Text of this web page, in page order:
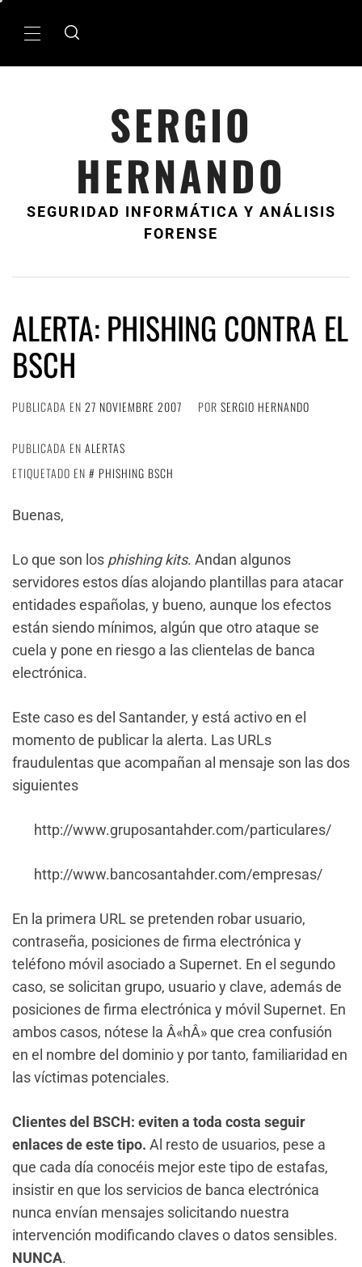
MenÃº
SERGIO
HERNANDO
SEGURIDAD INFORMÁTICA Y ANÁLISIS
FORENSE
ALERTA: PHISHING CONTRA EL
BSCH
PUBLICADA EN 27 NOVIEMBRE 2007 POR SERGIO HERNANDO
PUBLICADA EN ALERTAS
ETIQUETADO EN
PHISHING BSCH
Buenas,
Lo que son los phishing kits. Andan algunos
servidores estos días alojando plantillas para atacar
entidades españolas, y bueno, aunque los efectos
están siendo mínimos, algún que otro ataque se
cuela y pone en riesgo a las clientelas de banca
electrónica.
Este caso es del Santander, y está activo en el
momento de publicar la alerta. Las URLs
fraudulentas que acompañan al mensaje son las dos
siguientes
http://www.gruposantahder.com/particulares/
http://www.bancosantahder.com/empresas/
En la primera URL se pretenden robar usuario,
contraseña, posiciones de firma electrónica y
teléfono móvil asociado a Supernet. En el segundo
caso, se solicitan grupo, usuario y clave, además de
posiciones de firma electrónica y móvil Supernet. En
ambos casos, nótese la Â«hÂ» que crea confusión
en el nombre del dominio y por tanto, familiaridad en
las víctimas potenciales.
Clientes del BSCH: eviten a toda costa seguir
enlaces de este tipo. Al resto de usuarios, pese a
que cada día conocéis mejor este tipo de estafas,
insistir en que los servicios de banca electrónica
nunca envían mensajes solicitando nuestra
intervención modificando claves o datos sensibles.
NUNCA.